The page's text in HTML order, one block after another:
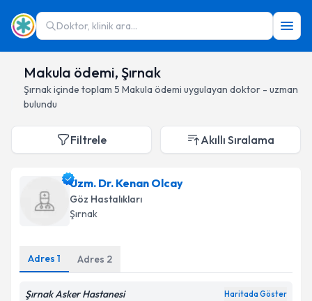
Doktor, klinik ara...
Makula ödemi, Şırnak
Şırnakiçinde toplam 5 Makula ödemi uygulayan doktor - uzman
bulundu
Filtrele Akıllı Sıralama
Uzm. Dr. Kenan Olcay
Göz Hastalıkları
Şırnak
Adres 1 Adres 2
Şırnak Asker Hastanesi Haritada Göster